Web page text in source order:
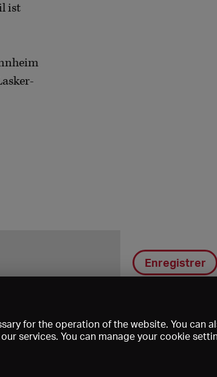
ist
Enregistrer
for the operation of the website. You can
services. You can manage your cookie